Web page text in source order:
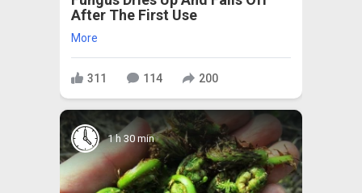
After The First Use
More
311 114 200
1 h 30 min